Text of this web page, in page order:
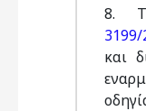
8.
3199/
και